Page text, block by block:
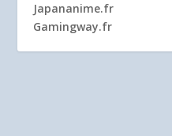
Japananime.fr
Gamingway.fr